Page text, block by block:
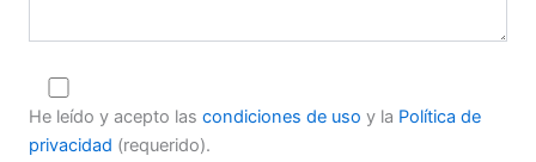
He leído y acepto las condiciones de uso y la Política de
privacidad (requerido).